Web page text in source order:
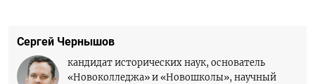
Сергей Чернышов
кандидат исторических наук, основатель
«Новоколледжа» и «Новошколы», научный